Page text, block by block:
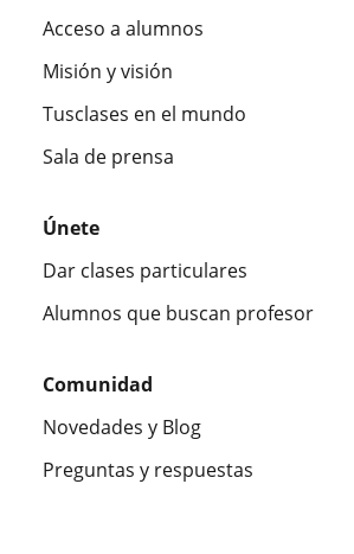
Acceso a alumnos
Misión y visión
Tusclases en el mundo
Sala de prensa
Únete
Dar clases particulares
Alumnos que buscan profesor
Comunidad
Novedades y Blog
Preguntas y respuestas